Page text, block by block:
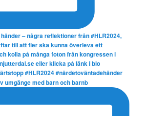
umgänge med barn och barnb